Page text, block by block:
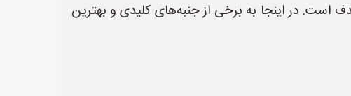
است. در اینجا به برخی از جنبه‌های کلیدی و بهترین